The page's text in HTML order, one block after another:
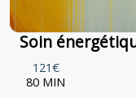
Soin
121€
80 MIN